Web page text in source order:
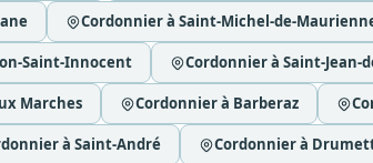
Cordonnier à Saint-Michel-de-
Saint-Innocent Cordonnier à Saint-Jean-
Marches Cordonnier à Barberaz
à Saint-André Cordonnier à